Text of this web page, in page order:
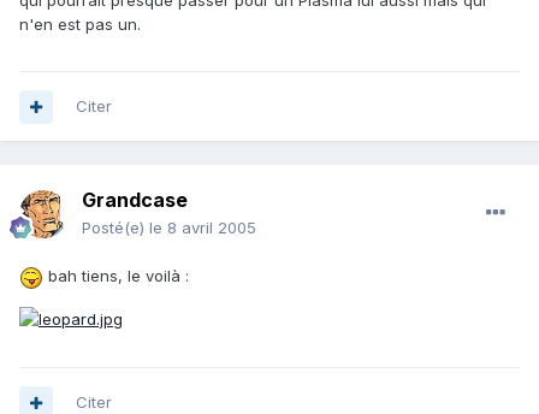
n'en est pas un.
Citer
Grandcase
Posté(e) le 8 avril 2005
bah tiens, le voilà :
Citer